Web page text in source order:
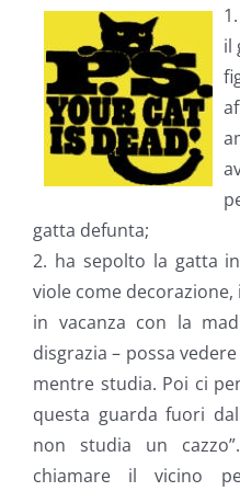
il
gatta defunta;
2. ha sepolto la gatta
viole come
in vacanza con la
disgrazia – possa
mentre studia. Poi ci
questa guarda fuori
non studia un
chiamare il vicino